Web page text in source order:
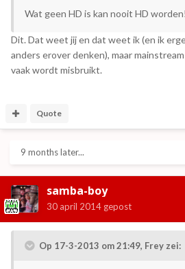
Wat geen HD is kan nooit HD worden!
Dit. Dat weet jij en dat weet ik (en ik
anders erover denken), maar
vaak wordt misbruikt.
Quote
9 months later...
samba-boy
30 april 2014 gepost
Op 17-3-2013 om 21:49, Frey zei: